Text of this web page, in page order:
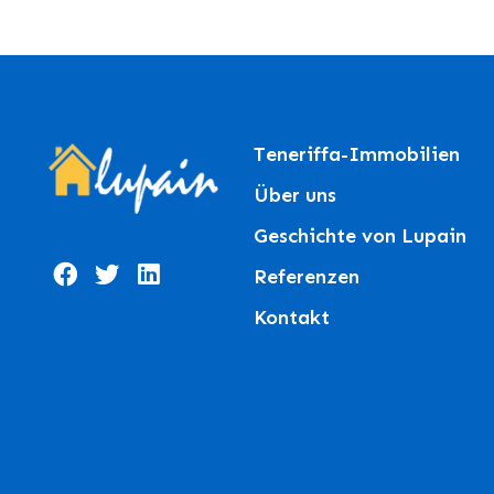
Teneriffa-Immobilien
Über uns
Geschichte von Lupain
Referenzen
Kontakt